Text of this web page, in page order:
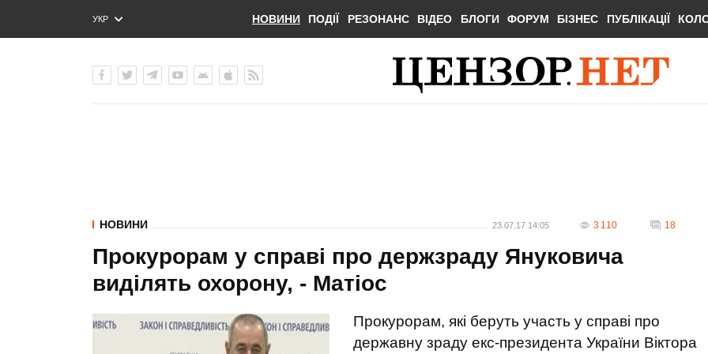
УКР
ENG
НОВИНИ ПОДІЇ РЕЗОНАНС ВІДЕО БЛОГИ ФОРУМ БІЗНЕС ПУБЛІКАЦІЇ
НОВИНИ 23.07.17 14:05 3 110 18
Прокурорам у справі про держзраду Януковича
виділять охорону, - Матіос
Прокурорам, які беруть участь у справі про
державну зраду екс-президента України Віктора